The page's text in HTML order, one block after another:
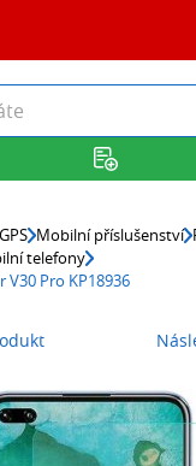
Mobilní příslušenství
telefony
V30 Pro KP18936